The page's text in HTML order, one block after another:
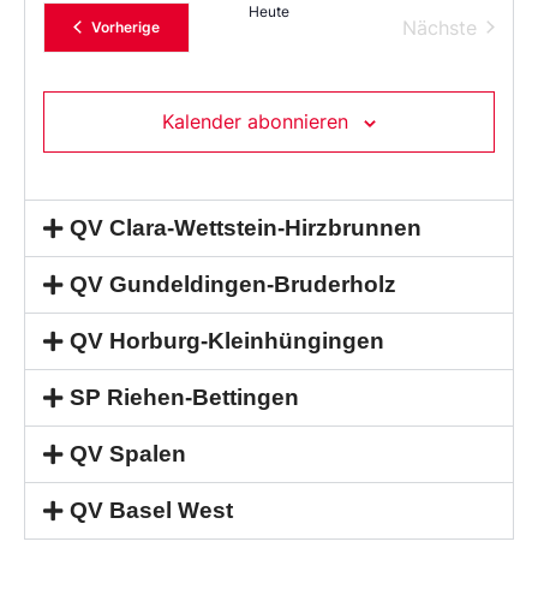
VorherigeVeranstaltungen
Heute
Nächste
Kalender abonnieren
QV Clara-Wettstein-Hirzbrunnen
QV Gundeldingen-Bruderholz
QV Horburg-Kleinhüngingen
SP Riehen-Bettingen
QV Spalen
QV Basel West